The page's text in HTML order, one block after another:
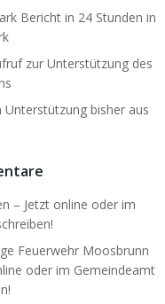
Bericht in 24 Stunden in
zur Unterstützung des
bisher aus
– Jetzt online oder im
Feuerwehr Moosbrunn
oder im Gemeindeamt